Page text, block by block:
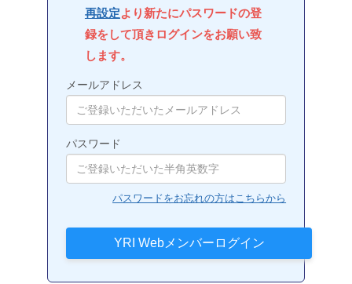
再設定より新たにパスワードの登
録をして頂きログインをお願い致
します。
メールアドレス
パスワード
パスワードをお忘れの方はこちらから